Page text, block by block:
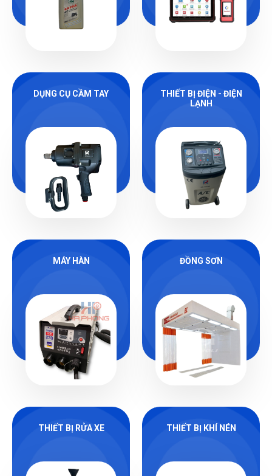
DỤNG CỤ CẦM TAY
THIẾT BỊ ĐIỆN - ĐIỆN
LẠNH
MÁY HÀN ĐỒNG SƠN
THIẾT BỊ RỬA XE THIẾT BỊ KHÍ NÉN